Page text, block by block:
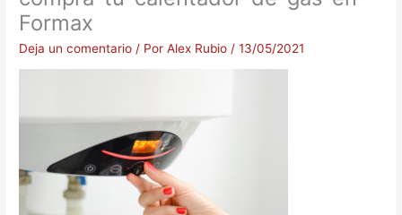
Formax
Deja un comentario / PorAlex Rubio /13/05/2021